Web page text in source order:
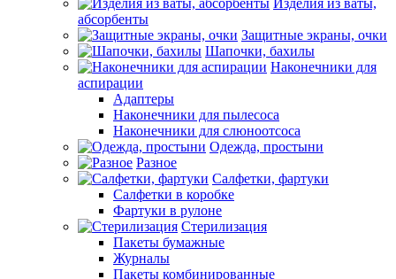
Изделия из ваты,
абсорбенты
Защитные экраны, очки
Шапочки, бахилы
Наконечники для
аспирации
Адаптеры
Наконечники для пылесоса
Наконечники для слюноотсоса
Одежда, простыни
Разное
Салфетки, фартуки
Салфетки в коробке
Фартуки в рулоне
Стерилизация
Пакеты бумажные
Журналы
Пакеты комбинированные